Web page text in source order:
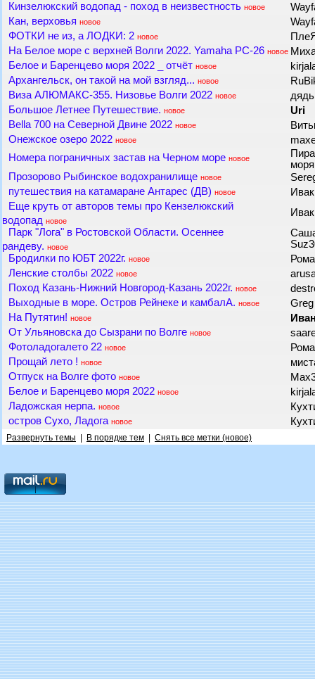
Кинзелюкский водопад - поход в неизвестность новое
Кан, верховья новое
ФОТКИ не из, а ЛОДКИ: 2 новое
На Белое море с верхней Волги 2022. Yamaha PC-26 новое
Белое и Баренцево моря 2022 _ отчёт новое
Архангельск, он такой на мой взгляд... новое
Виза АЛЮМАКС-355. Низовье Волги 2022 новое
Большое Летнее Путешествие. новое
Uri
Bella 700 на Северной Двине 2022 новое
Онежское озеро 2022 новое
Номера пограничных застав на Черном море новое
Прозорово Рыбинское водохранилище новое
путешествия на катамаране Антарес (ДВ) новое
Еще круть от авторов темы про Кензелюкский
водопад новое
Парк "Лога" в Ростовской Области. Осеннее
рандеву. новое
Бродилки по ЮБТ 2022г. новое
Ленские столбы 2022 новое
Поход Казань-Нижний Новгород-Казань 2022г. новое
Выходные в море. Остров Рейнеке и камбалА. новое
На Путятин! новое
От Ульяновска до Сызрани по Волге новое
Фотоладогалето 22 новое
Прощай лето ! новое
Отпуск на Волге фото новое
Белое и Баренцево моря 2022 новое
Ладожская нерпа. новое
остров Сухо, Ладога новое
Развернуть темы В порядке тем Снять все метки (новое)